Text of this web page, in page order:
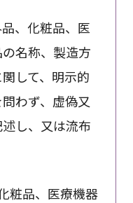
、化粧品、医
名称、製造方
して、明示的
わず、虚偽又
し、又は流布
粧品、医療機器